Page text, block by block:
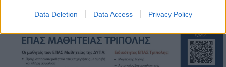
Data Deletion Data Access Privacy Policy